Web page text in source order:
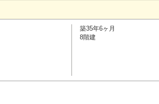
築35年6ヶ月
8階建